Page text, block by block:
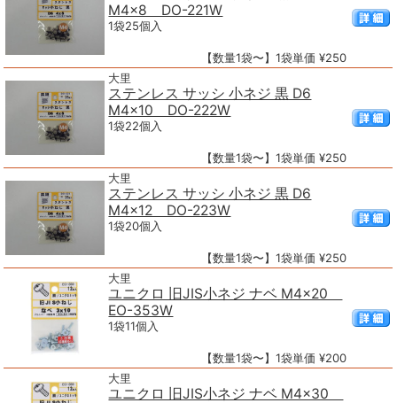
M4×8 DO-221W
1袋25個入
【数量1袋〜】1袋単価 ¥250
大里
ステンレス サッシ 小ネジ 黒 D6
M4×10 DO-222W
1袋22個入
【数量1袋〜】1袋単価 ¥250
大里
ステンレス サッシ 小ネジ 黒 D6
M4×12 DO-223W
1袋20個入
【数量1袋〜】1袋単価 ¥250
大里
ユニクロ 旧JIS小ネジ ナベ M4×20
EO-353W
1袋11個入
【数量1袋〜】1袋単価 ¥200
大里
ユニクロ 旧JIS小ネジ ナベ M4×30